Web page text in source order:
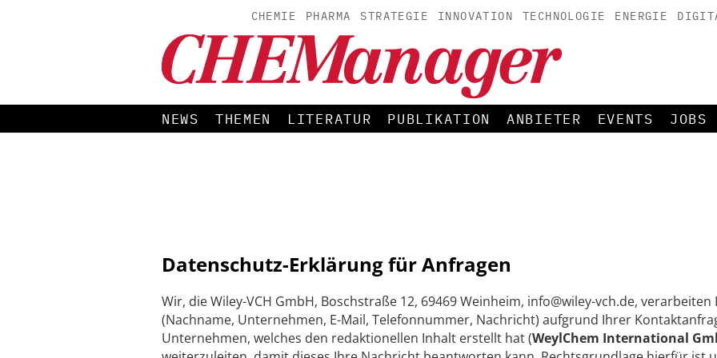
CHEMIE PHARMA STRATEGIE INNOVATION TECHNOLOGIE ENERGIE
NEWS THEMEN LITERATUR PUBLIKATION ANBIETER EVENTS JOBS
Datenschutz-Erklärung für Anfragen
Wir, die Wiley-VCH GmbH, Boschstraße 12, 69469 Weinheim, info@wiley-vch.de,
(Nachname, Unternehmen, E-Mail, Telefonnummer, Nachricht) aufgrund Ihrer
Unternehmen, welches den redaktionellen Inhalt erstellt hat (WeylChem International